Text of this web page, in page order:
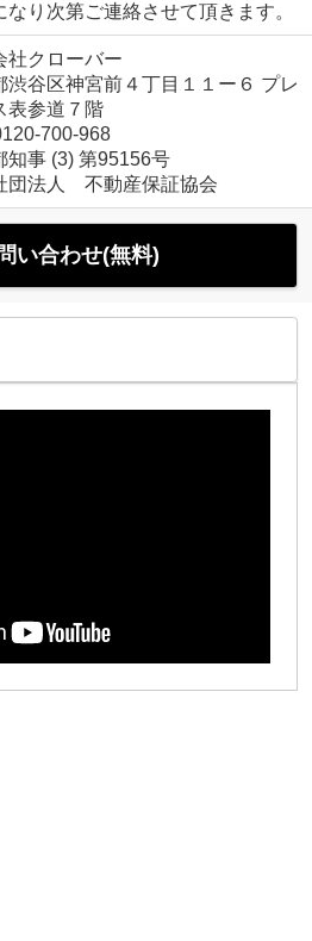
なり次第ご連絡させて頂きます。
社クローバー
渋谷区神宮前４丁目１１ー６ プレ
表参道７階
700-968
知事 (3) 第95156号
団法人 不動産保証協会
い合わせ(無料)